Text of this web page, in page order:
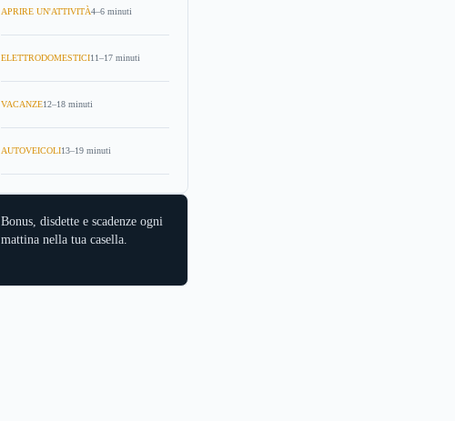
APRIRE UN'ATTIVITÀ4–6 minuti
ELETTRODOMESTICI11–17 minuti
VACANZE12–18 minuti
AUTOVEICOLI13–19 minuti
Bonus, disdette e scadenze ogni
mattina nella tua casella.